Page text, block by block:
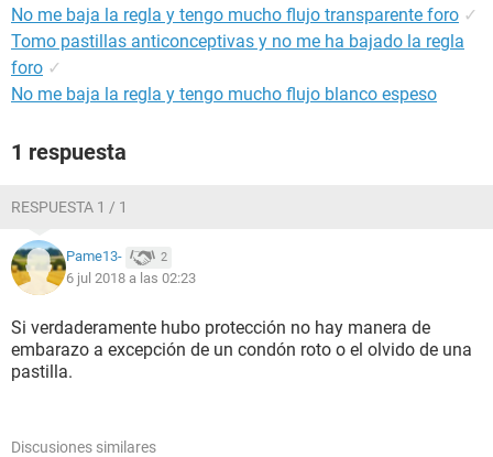
No me baja la regla y tengo mucho flujo transparente foro ✓
Tomo pastillas anticonceptivas y no me ha bajado la regla
foro ✓
No me baja la regla y tengo mucho flujo blanco espeso
1 respuesta
RESPUESTA 1 / 1
Pame13- 2
6 jul 2018 a las 02:23
Si verdaderamente hubo protección no hay manera de
embarazo a excepción de un condón roto o el olvido de una
pastilla.
Discusiones similares